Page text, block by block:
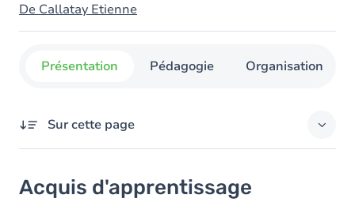
De Callatay Etienne
Présentation Pédagogie Organisation
Sur cette page
Contenu
Acquis d'apprentissage